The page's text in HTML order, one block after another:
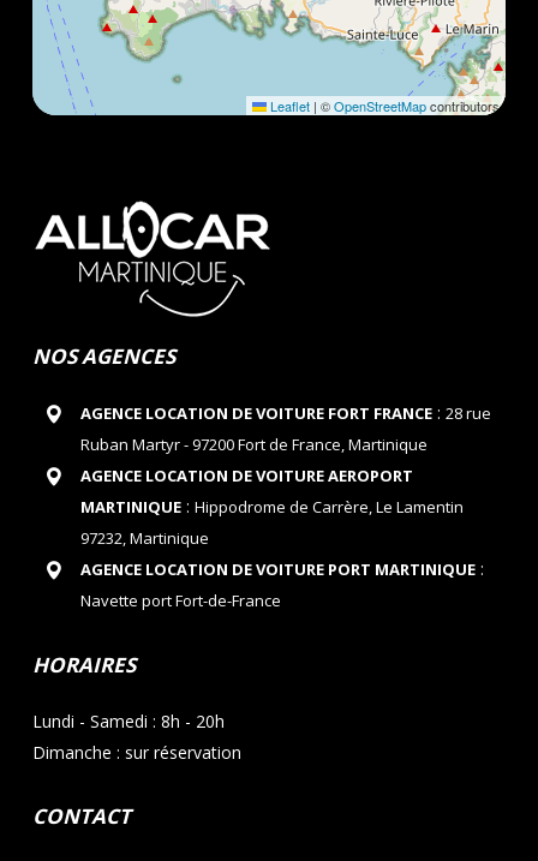
Leaflet | ©OpenStreetMapcontributors
NOS AGENCES
AGENCE LOCATION DE VOITURE FORT FRANCE: 28 rue
Ruban Martyr - 97200 Fort de France, Martinique
AGENCE LOCATION DE VOITURE AEROPORT
MARTINIQUE: Hippodrome de Carrère, Le Lamentin
97232, Martinique
AGENCE LOCATION DE VOITURE PORT MARTINIQUE:
Navette port Fort-de-France
HORAIRES
Lundi - Samedi : 8h - 20h
Dimanche : sur réservation
CONTACT